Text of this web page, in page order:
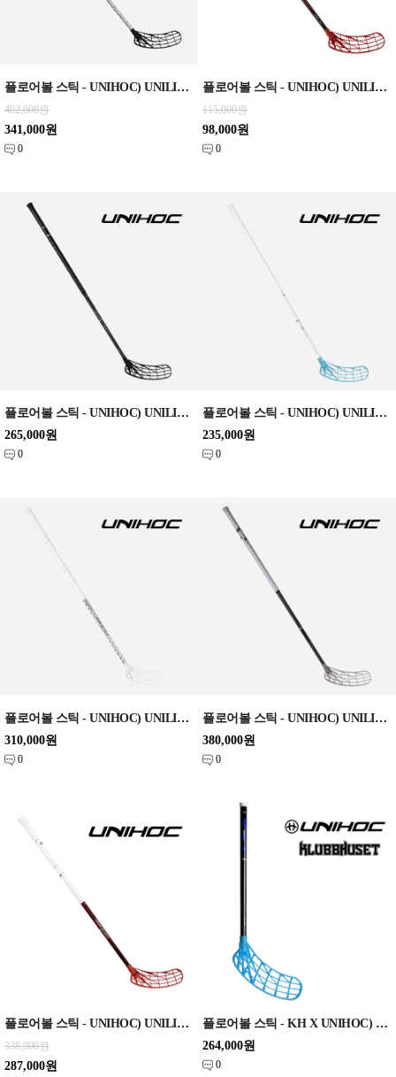
플로어볼 스틱 - UNIHOC) UNILITE CARBSKIN TI 29 silver SLIM 96cm
402,000원
341,000원
0
플로어볼 스틱 - UNIHOC) UNILITE PRODIGY 32 black/red 87cm,92cm
115,000원
98,000원
0
플로어볼 스틱 - UNIHOC) UNILITE MAX TI 26 black/gold slim 96cm
265,000원
0
플로어볼 스틱 - UNIHOC) UNILITE PRO 27 white/blue CLASSIC 96cm
235,000원
0
플로어볼 스틱 - UNIHOC) UNILITE CARBSKIN TI 26 silver Classic 96cm
310,000원
0
플로어볼 스틱 - UNIHOC) UNILITE EVOLAB FL 26 ice grey 100cm
380,000원
0
플로어볼 스틱 - UNIHOC) UNILITE CARBSKIN FL 26 radiant red 96cm
338,000원
287,000원
플로어볼 스틱 - KH X UNIHOC) UNILITE MAX 27 classic ice blue 96cm
264,000원
0